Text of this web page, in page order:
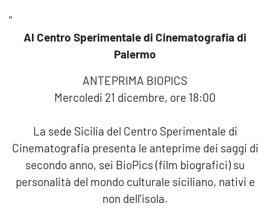
"
Al Centro Sperimentale di Cinematografia di
Palermo
ANTEPRIMA BIOPICS
Mercoledi 21 dicembre, ore 18:00
La sede Sicilia del Centro Sperimentale di
Cinematografia presenta le anteprime dei saggi di
secondo anno, sei BioPics (film biografici) su
personalità del mondo culturale siciliano, nativi e
non dell'isola.